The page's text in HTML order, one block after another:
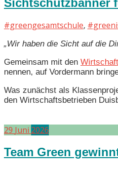
#greengesamtschule,
„Wir haben die Sicht auf die
Gemeinsam mit den
nennen, auf Vordermann
Was zunächst als
den Wirtschaftsbetrieben
29 Juni 2026
Team Green